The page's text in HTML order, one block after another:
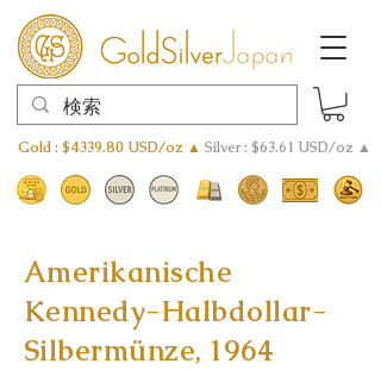
Gold : $4339.80 USD/oz ▲ Silver : $63.61 USD/oz ▲
Amerikanische
Kennedy-Halbdollar-
Silbermünze, 1964